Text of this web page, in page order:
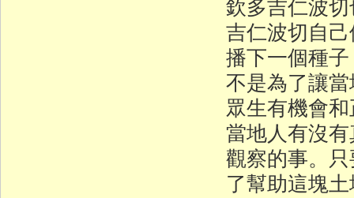
欽多吉仁波
吉仁波切自
播下一個種
不是為了讓
眾生有機會
當地人有沒
觀察的事。
了幫助這塊